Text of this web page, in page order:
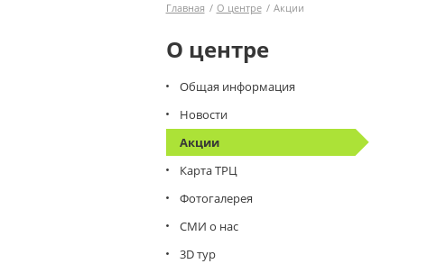
Главная / О центре / Акции
О центре
Общая информация
Новости
Акции
Карта ТРЦ
Фотогалерея
СМИ о нас
3D тур